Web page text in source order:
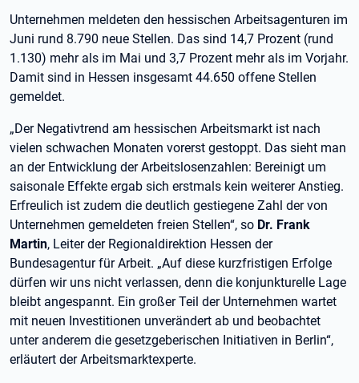
Unternehmen meldeten den hessischen Arbeitsagenturen im
Juni rund 8.790 neue Stellen. Das sind 14,7 Prozent (rund
1.130) mehr als im Mai und 3,7 Prozent mehr als im Vorjahr.
Damit sind in Hessen insgesamt 44.650 offene Stellen
gemeldet.
„Der Negativtrend am hessischen Arbeitsmarkt ist nach
vielen schwachen Monaten vorerst gestoppt. Das sieht man
an der Entwicklung der Arbeitslosenzahlen: Bereinigt um
saisonale Effekte ergab sich erstmals kein weiterer Anstieg.
Erfreulich ist zudem die deutlich gestiegene Zahl der von
Unternehmen gemeldeten freien Stellen“, so Dr. Frank
Martin, Leiter der Regionaldirektion Hessen der
Bundesagentur für Arbeit. „Auf diese kurzfristigen Erfolge
dürfen wir uns nicht verlassen, denn die konjunkturelle Lage
bleibt angespannt. Ein großer Teil der Unternehmen wartet
mit neuen Investitionen unverändert ab und beobachtet
unter anderem die gesetzgeberischen Initiativen in Berlin“,
erläutert der Arbeitsmarktexperte.